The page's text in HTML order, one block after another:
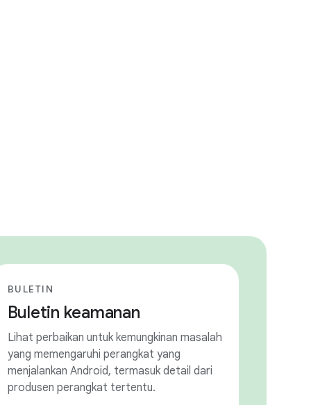
BULETIN
Buletin keamanan
Lihat perbaikan untuk kemungkinan masalah
yang memengaruhi perangkat yang
menjalankan Android, termasuk detail dari
produsen perangkat tertentu.